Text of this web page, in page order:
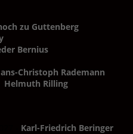
zu Guttenberg
Bernius
Christoph Rademann
Helmuth Rilling
- Karl-Friedrich Beringer